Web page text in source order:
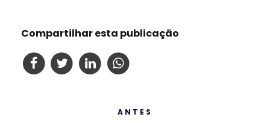
Compartilhar esta publicação
ANTES